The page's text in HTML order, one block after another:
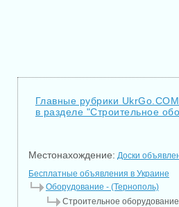
Главные рубрики
в разделе "Строительное
Местонахождение: Доски
Бесплатные объявления в Украине
Оборудование - (Тернополь)
Строительное